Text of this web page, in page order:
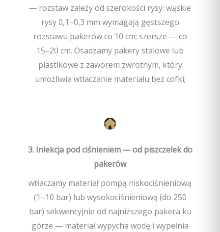
— rozstaw zależy od szerokości rysy: wąskie
rysy 0,1–0,3 mm wymagają gęstszego
rozstawu pakerów co 10 cm; szersze — co
15–20 cm. Osadzamy pakery stalowe lub
plastikowe z zaworem zwrotnym, który
umożliwia wtłaczanie materiału bez cofki;
3. Iniekcja pod ciśnieniem — od piszczelek do
pakerów
wtłaczamy materiał pompą niskociśnieniową
(1–10 bar) lub wysokociśnieniową (do 250
bar) sekwencyjnie od najniższego pakera ku
górze — materiał wypycha wodę i wypełnia